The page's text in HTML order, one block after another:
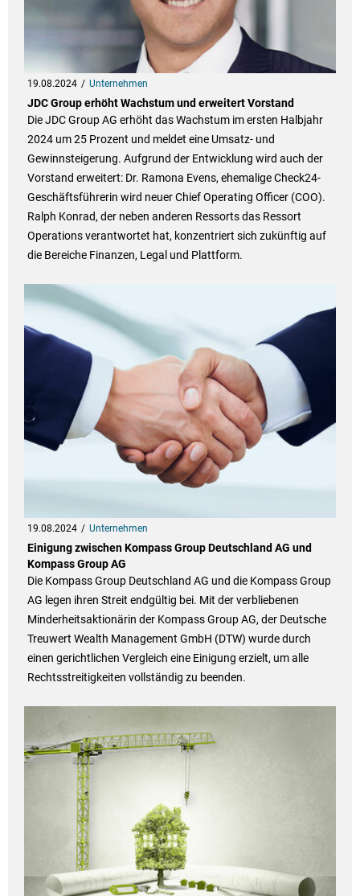
19.08.2024 Unternehmen
JDC Group erhöht Wachstum und erweitert Vorstand
Die JDC Group AG erhöht das Wachstum im ersten Halbjahr
2024 um 25 Prozent und meldet eine Umsatz- und
Gewinnsteigerung. Aufgrund der Entwicklung wird auch der
Vorstand erweitert: Dr. Ramona Evens, ehemalige Check24-
Geschäftsführerin wird neuer Chief Operating Officer (COO).
Ralph Konrad, der neben anderen Ressorts das Ressort
Operations verantwortet hat, konzentriert sich zukünftig auf
die Bereiche Finanzen, Legal und Plattform.
19.08.2024 Unternehmen
Einigung zwischen Kompass Group Deutschland AG und
Kompass Group AG
Die Kompass Group Deutschland AG und die Kompass Group
AG legen ihren Streit endgültig bei. Mit der verbliebenen
Minderheitsaktionärin der Kompass Group AG, der Deutsche
Treuwert Wealth Management GmbH (DTW) wurde durch
einen gerichtlichen Vergleich eine Einigung erzielt, um alle
Rechtsstreitigkeiten vollständig zu beenden.